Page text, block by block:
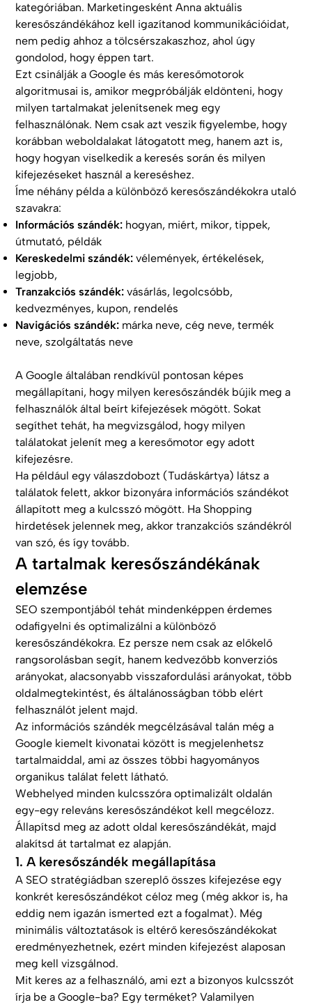
kategóriában. Marketingesként Anna aktuális
keresőszándékához kell igazítanod kommunikációidat,
nem pedig ahhoz a tölcsérszakaszhoz, ahol úgy
gondolod, hogy éppen tart.
Ezt csinálják a Google és más keresőmotorok
algoritmusai is, amikor megpróbálják eldönteni, hogy
milyen tartalmakat jelenítsenek meg egy
felhasználónak. Nem csak azt veszik figyelembe, hogy
korábban weboldalakat látogatott meg, hanem azt is,
hogy hogyan viselkedik a keresés során és milyen
kifejezéseket használ a kereséshez.
Íme néhány példa a különböző keresőszándékokra utaló
szavakra:
Információs szándék: hogyan, miért, mikor, tippek,
útmutató, példák
Kereskedelmi szándék: vélemények, értékelések,
legjobb,
Tranzakciós szándék: vásárlás, legolcsóbb,
kedvezményes, kupon, rendelés
Navigációs szándék: márka neve, cég neve, termék
neve, szolgáltatás neve
A Google általában rendkívül pontosan képes
megállapítani, hogy milyen keresőszándék bújik meg a
felhasználók által beírt kifejezések mögött. Sokat
segíthet tehát, ha megvizsgálod, hogy milyen
találatokat jelenít meg a keresőmotor egy adott
kifejezésre.
Ha például egy válaszdobozt (Tudáskártya) látsz a
találatok felett, akkor bizonyára információs szándékot
állapított meg a kulcsszó mögött. Ha Shopping
hirdetések jelennek meg, akkor tranzakciós szándékról
van szó, és így tovább.
A tartalmak keresőszándékának
elemzése
SEO szempontjából tehát mindenképpen érdemes
odafigyelni és optimalizálni a különböző
keresőszándékokra. Ez persze nem csak az előkelő
rangsorolásban segít, hanem kedvezőbb konverziós
arányokat, alacsonyabb visszafordulási arányokat, több
oldalmegtekintést, és általánosságban több elért
felhasználót jelent majd.
Az információs szándék megcélzásával talán még a
Google kiemelt kivonatai között is megjelenhetsz
tartalmaiddal, ami az összes többi hagyományos
organikus találat felett látható.
Webhelyed minden kulcsszóra optimalizált oldalán
egy-egy releváns keresőszándékot kell megcélozz.
Állapítsd meg az adott oldal keresőszándékát, majd
alakítsd át tartalmat ez alapján.
1. A keresőszándék megállapítása
A SEO stratégiádban szereplő összes kifejezése egy
konkrét keresőszándékot céloz meg (még akkor is, ha
eddig nem igazán ismerted ezt a fogalmat). Még
minimális változtatások is eltérő keresőszándékokat
eredményezhetnek, ezért minden kifejezést alaposan
meg kell vizsgálnod.
Mit keres az a felhasználó, ami ezt a bizonyos kulcsszót
írja be a Google-ba? Egy terméket? Valamilyen